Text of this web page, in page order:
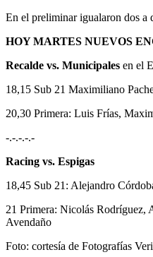
En el preliminar igualaron dos a
HOY MARTES NUEVOS
Recalde vs. Municipales en el
18,15 Sub 21 Maximiliano
20,30 Primera: Luis Frías,
-.-.-.-.-
Racing vs. Espigas
18,45 Sub 21: Alejandro
21 Primera: Nicolás Rodríguez,
Avendaño
Foto: cortesía de Fotografías